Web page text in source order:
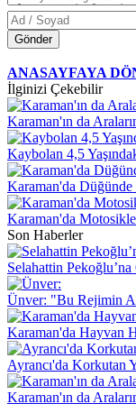
Gönder
ANASAYFAYA
İlginizi Çekebilir
Karaman'ın da
Kaybolan 4,5
Karaman'da Düğünde
Karaman'da
Son Haberler
Selahattin
Ünver: "Bu Rejimin
Karaman'da Hayvan
Ayrancı'da Korkutan
Karaman'ın da